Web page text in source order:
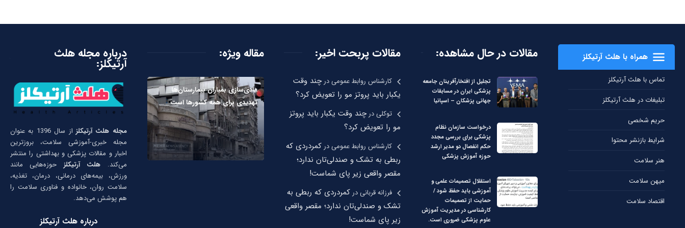
همراه با هلث آرتیکلز
تماس با هلث آرتیکلز
تبلیغات در هلث آرتیکلز
حریم شخصی
شرایط بازنشر محتوا
هنر سلامت
میهن سلامت
اقتصاد سلامت
مقالات در حال مشاهده:
تجلیل از افتخارآفرینان جامعه
پزشکی ایران در مسابقات
جهانی پزشکان – اسپانیا
درخواست سازمان نظام
پزشکی برای بررسی مجدد
حکم انفصال دو مدیر ارشد
حوزه آموزش پزشکی
استقلال تصمیمات علمی و
آموزشی باید حفظ شود /
حمایت از تصمیمات
کارشناسی در مدیریت آموزش
علوم پزشکی ضروری است.
مقالات پربحت اخیر:
کارشناس روابط عمومیدرچند وقت
یکبار باید پروتز مو را تعویض کرد؟
توکلیدرچند وقت یکبار باید پروتز
مو را تعویض کرد؟
کارشناس روابط عمومیدر کمردردی که
ربطی به تشک و صندلی‌تان ندارد؛
مقصر واقعی زیر پای شماست!
فرزانه قربانیدر کمردردی که ربطی به
تشک و صندلی‌تان ندارد؛ مقصر واقعی
زیر پای شماست!
مقاله ویژه:
عادی‌سازی بمباران بیمارستان‌ها
تهدیدی برای همه کشورها است
درباره مجله هلث
آرتیکلز:
مجله هلث آرتیکلز
از سال 1396 به عنوان
مجله خبری-آموزشی سلامت، بروزترین
اخبار و مقالات پزشکی و بهداشتی را منتشر
می‌کند. هلث آرتیکلز حوزه‌هایی مانند
ورزش، بیمه‌های درمانی، درمان، تغذیه،
سلامت روان، خانواده و فناوری سلامت را
هم پوشش می‌دهد.
درباره هلث آرتیکلز